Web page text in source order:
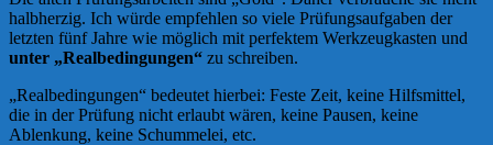
halbherzig. Ich würde empfehlen so viele Prüfungsaufgaben der
letzten fünf Jahre wie möglich mit perfektem Werkzeugkasten und
unter „Realbedingungen“ zu schreiben.
„Realbedingungen“ bedeutet hierbei: Feste Zeit, keine Hilfsmittel,
die in der Prüfung nicht erlaubt wären, keine Pausen, keine
Ablenkung, keine Schummelei, etc.